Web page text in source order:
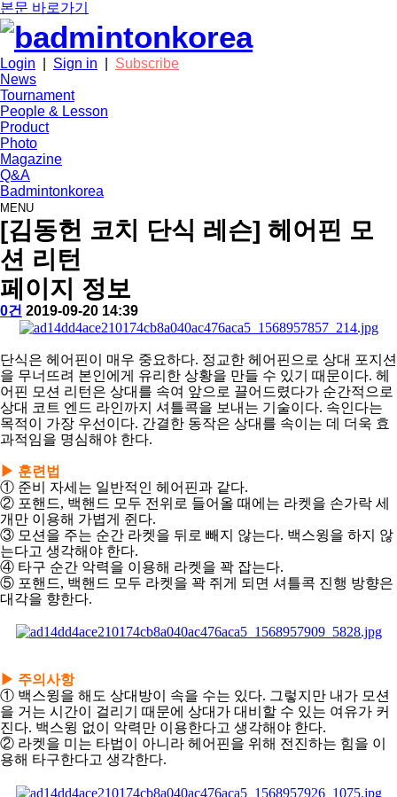
본문 바로가기
Login Sign in
Subscribe
News
Tournament
People & Lesson
Product
Photo
Magazine
Q&A
Badmintonkorea
MENU
people
[김동헌 코치 단식 레슨] 헤어핀 모
션 리턴
페이지 정보
작
배
턴
코
리
아
댓
0건 작
성
2019-09-20 14:39
본
문
단식은 헤어핀이 매우 중요하다. 정교한 헤어핀으로 상대 포지션
을 무너뜨려 본인에게 유리한 상황을 만들 수 있기 때문이다. 헤
어핀 모션 리턴은 상대를 속여 앞으로 끌어드렸다가 순간적으로
상대 코트 엔드 라인까지 셔틀콕을 보내는 기술이다. 속인다는
목적이 가장 우선이다. 간결한 동작은 상대를 속이는 데 더욱 효
과적임을 명심해야 한다.
▶ 훈련법
① 준비 자세는 일반적인 헤어핀과 같다.
② 포핸드, 백핸드 모두 전위로 들어올 때에는 라켓을 손가락 세
개만 이용해 가볍게 쥔다.
③ 모션을 주는 순간 라켓을 뒤로 빼지 않는다. 백스윙을 하지 않
는다고 생각해야 한다.
④ 타구 순간 악력을 이용해 라켓을 꽉 잡는다.
⑤ 포핸드, 백핸드 모두 라켓을 꽉 쥐게 되면 셔틀콕 진행 방향은
대각을 향한다.
▶ 주의사항
① 백스윙을 해도 상대방이 속을 수는 있다. 그렇지만 내가 모션
을 거는 시간이 걸리기 때문에 상대가 대비할 수 있는 여유가 커
진다. 백스윙 없이 악력만 이용한다고 생각해야 한다.
② 라켓을 미는 타법이 아니라 헤어핀을 위해 전진하는 힘을 이
용해 타구한다고 생각한다.